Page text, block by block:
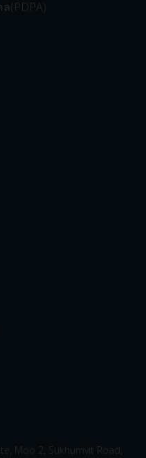
(PDPA)
Moo 2, Sukhumvit Road,